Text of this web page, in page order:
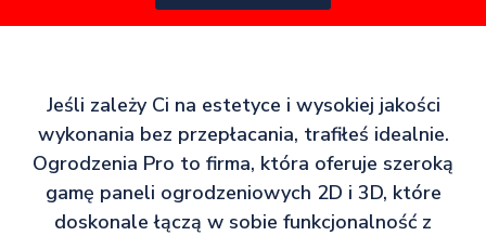
Jeśli zależy Ci na estetyce i wysokiej jakości
wykonania bez przepłacania, trafiłeś idealnie.
Ogrodzenia Pro to firma, która oferuje szeroką
gamę paneli ogrodzeniowych 2D i 3D, które
doskonale łączą w sobie funkcjonalność z